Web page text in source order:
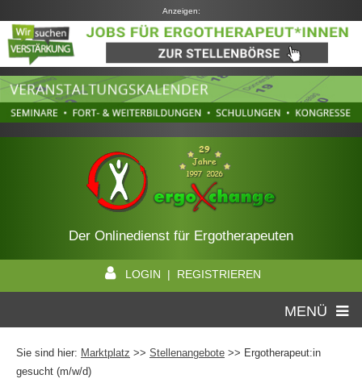
Anzeigen:
Der Onlinedienst für Ergotherapeuten
LOGIN | REGISTRIEREN
MENÜ
Sie sind hier: Marktplatz >> Stellenangebote >> Ergotherapeut:in
gesucht (m/w/d)